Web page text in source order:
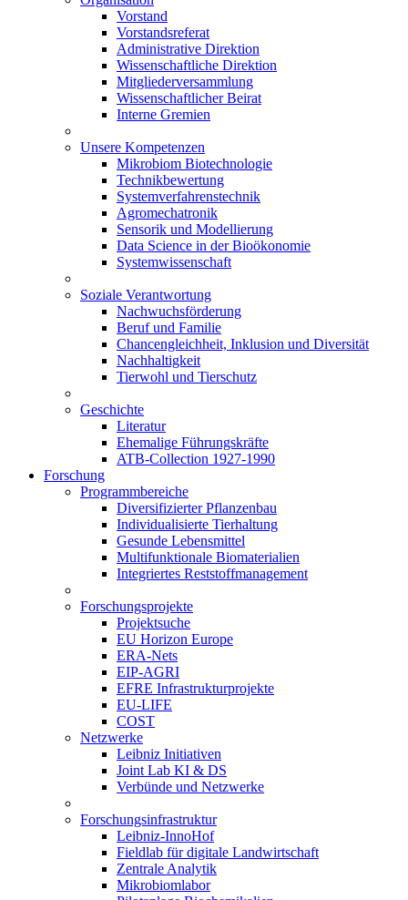
Vorstand
Vorstandsreferat
Administrative Direktion
Wissenschaftliche Direktion
Mitgliederversammlung
Wissenschaftlicher Beirat
Interne Gremien
Unsere Kompetenzen
Mikrobiom Biotechnologie
Technikbewertung
Systemverfahrenstechnik
Agromechatronik
Sensorik und Modellierung
Data Science in der Bioökonomie
Systemwissenschaft
Soziale Verantwortung
Nachwuchsförderung
Beruf und Familie
Chancengleichheit, Inklusion und Diversität
Nachhaltigkeit
Tierwohl und Tierschutz
Geschichte
Literatur
Ehemalige Führungskräfte
ATB-Collection 1927-1990
Forschung
Programmbereiche
Diversifizierter Pflanzenbau
Individualisierte Tierhaltung
Gesunde Lebensmittel
Multifunktionale Biomaterialien
Integriertes Reststoffmanagement
Forschungsprojekte
Projektsuche
EU Horizon Europe
ERA-Nets
EIP-AGRI
EFRE Infrastrukturprojekte
EU-LIFE
COST
Netzwerke
Leibniz Initiativen
Joint Lab KI & DS
Verbünde und Netzwerke
Forschungsinfrastruktur
Leibniz-InnoHof
Fieldlab für digitale Landwirtschaft
Zentrale Analytik
Mikrobiomlabor